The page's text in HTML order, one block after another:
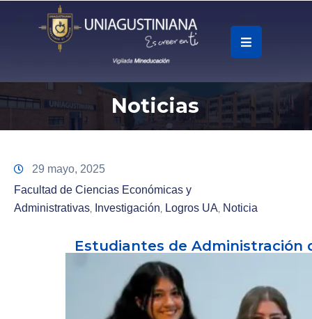
Accesos
Universidad
Noticias
29 mayo, 2025
Facultad de Ciencias Económicas y
Administrativas‚ Investigación‚ Logros UA‚ Noticia
Estudiantes de Administración